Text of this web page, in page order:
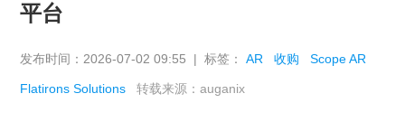
平台
发布时间：2026-07-02 09:55 | 标签：AR 收购 Scope AR
Flatirons Solutions 转载来源：auganix